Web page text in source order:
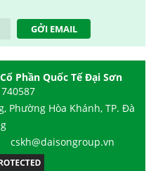
GỞI EMAIL
Phần Quốc Tế Đại Sơn
Phường Hòa Khánh, TP. Đà
cskh@daisongroup.vn